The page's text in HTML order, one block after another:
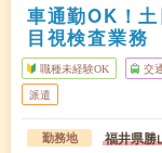
車通勤OK！
目視検査業務
職種未経験OK 交
派遣
勤務地 福井県勝